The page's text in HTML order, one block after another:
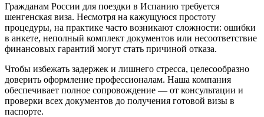
Гражданам России для поездки в Испанию требуется
шенгенская виза. Несмотря на кажущуюся простоту
процедуры, на практике часто возникают сложности: ошибки
в анкете, неполный комплект документов или несоответствие
финансовых гарантий могут стать причиной отказа.
Чтобы избежать задержек и лишнего стресса, целесообразно
доверить оформление профессионалам. Наша компания
обеспечивает полное сопровождение — от консультации и
проверки всех документов до получения готовой визы в
паспорте.